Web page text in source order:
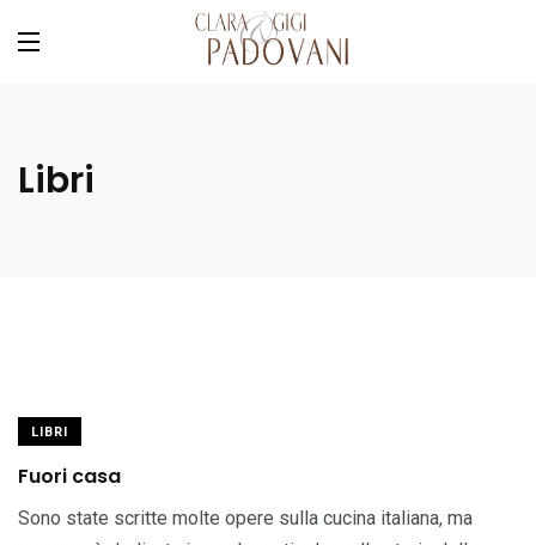
Libri
LIBRI
Fuori casa
Sono state scritte molte opere sulla cucina italiana, ma